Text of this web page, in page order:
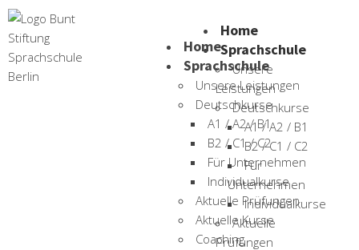
Home
Sprachschule
Unsere
Leistungen
Deutschkurse
A1 / A2 / B1
B2 / C1 / C2
Für
Unternehmen
Individualkurse
Aktuelle
Prüfungen
Home
Sprachschule
Unsere Leistungen
Deutschkurse
A1 / A2 / B1
B2 / C1 / C2
Für Unternehmen
Individualkurse
Aktuelle Prüfungen
Aktuelle Kurse
Coaching